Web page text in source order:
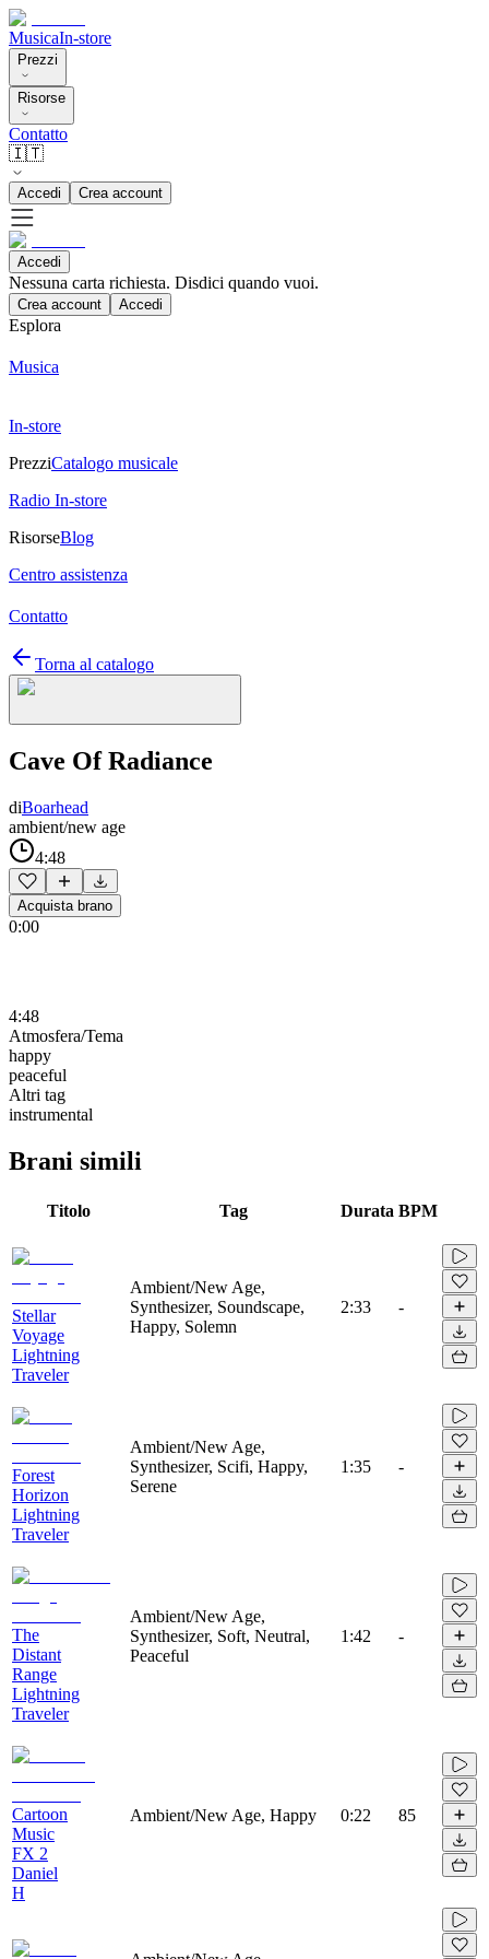
MusicaIn-store
Prezzi
Risorse
Contatto
🇮🇹
Accedi Crea account
Accedi
Nessuna carta richiesta. Disdici quando vuoi.
Crea account Accedi
Esplora
Musica
In-store
PrezziCatalogo musicale
Radio In-store
RisorseBlog
Centro assistenza
Contatto
Torna al catalogo
Cave Of Radiance
diBoarhead
ambient/new age
4:48
Acquista brano
0:00
4:48
Atmosfera/Tema
happy
peaceful
Altri tag
instrumental
Brani simili
Titolo Tag Durata BPM
Stellar
Voyage
Lightning
Traveler
Ambient/New Age,
Synthesizer, Soundscape,
Happy, Solemn
2:33 -
Forest
Horizon
Lightning
Traveler
Ambient/New Age,
Synthesizer, Scifi, Happy,
Serene
1:35 -
The
Distant
Range
Lightning
Traveler
Ambient/New Age,
Synthesizer, Soft, Neutral,
Peaceful
1:42 -
Cartoon
Music
FX 2
Daniel
H
Ambient/New Age, Happy 0:22 85